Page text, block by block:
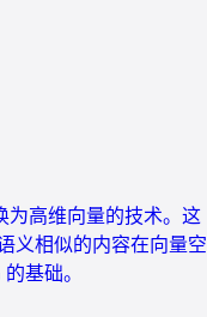
高维向量的技术。这
义相似的内容在向量空
基础。